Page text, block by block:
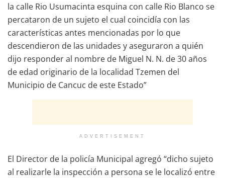
la calle Rio Usumacinta esquina con calle Rio Blanco se
percataron de un sujeto el cual coincidía con las
características antes mencionadas por lo que
descendieron de las unidades y aseguraron a quién
dijo responder al nombre de Miguel N. N. de 30 años
de edad originario de la localidad Tzemen del
Municipio de Cancuc de este Estado”
ADVERTISEMENT
El Director de la policía Municipal agregó “dicho sujeto
al realizarle la inspección a persona se le localizó entre